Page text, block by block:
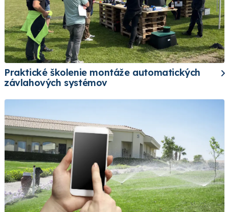
Praktické školenie montáže automatických
závlahových systémov